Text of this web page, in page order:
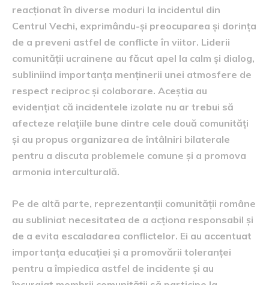
reacționat în diverse moduri la incidentul din
Centrul Vechi, exprimându-și preocuparea și dorința
de a preveni astfel de conflicte în viitor. Liderii
comunității ucrainene au făcut apel la calm și dialog,
subliniind importanța menținerii unei atmosfere de
respect reciproc și colaborare. Aceștia au
evidențiat că incidentele izolate nu ar trebui să
afecteze relațiile bune dintre cele două comunități
și au propus organizarea de întâlniri bilaterale
pentru a discuta problemele comune și a promova
armonia interculturală.
Pe de altă parte, reprezentanții comunității române
au subliniat necesitatea de a acționa responsabil și
de a evita escaladarea conflictelor. Ei au accentuat
importanța educației și a promovării toleranței
pentru a împiedica astfel de incidente și au